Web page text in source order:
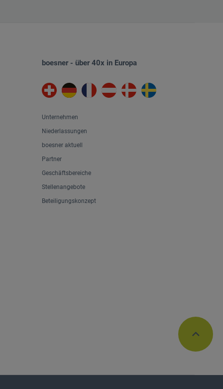
boesner - über 40x in Europa
Unternehmen
Niederlassungen
boesner aktuell
Partner
Geschäftsbereiche
Stellenangebote
Beteiligungskonzept